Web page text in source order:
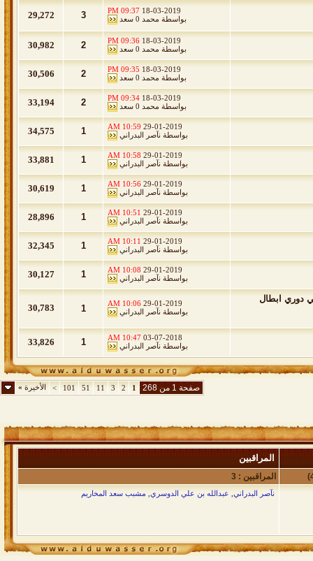
18-03-2019
09:37 PM
بواسطة محمد 0 سعد 3
29,272
18-03-2019
09:36 PM
بواسطة محمد 0 سعد 2
30,982
18-03-2019
09:35 PM
بواسطة محمد 0 سعد 2
30,506
18-03-2019
09:34 PM
بواسطة محمد 0 سعد 2
33,194
29-01-2019
10:59 AM
بواسطة نآصر البدراني 1
34,575
29-01-2019
10:58 AM
بواسطة نآصر البدراني 1
33,881
29-01-2019
10:56 AM
بواسطة نآصر البدراني 1
30,619
29-01-2019
10:51 AM
بواسطة نآصر البدراني 1
28,896
29-01-2019
10:11 AM
بواسطة نآصر البدراني 1
32,345
29-01-2019
10:08 AM
بواسطة نآصر البدراني 1
30,127
دوري ابطال 29-01-2019
10:06 AM
بواسطة نآصر البدراني 1
30,783
03-07-2018
10:47 AM
بواسطة نآصر البدراني 1
33,826
صفحة 1 من 268 1
2
3
11
51
101
> الأخيرة»
المراقبين
المراقبين : 3
نآصر البدراني عبدالله بن علي الدوسري مشبب سعد المخاريم